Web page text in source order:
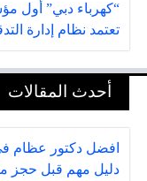
“كهرباء دبي” أول
تعتمد نظام إدارة
أحدث المقالات
افضل دكتور عظام
دليل مهم قبل حجز